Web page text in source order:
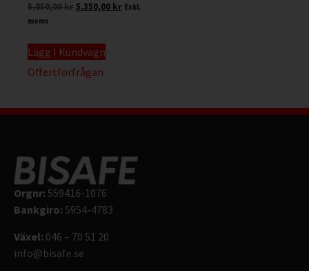
5.850,00kr5.350,00 kr Exkl.
moms
Lägg I Kundvagn
Offertförfrågan
Orgnr: 559416-1076
Bankgiro: 5954-4783
Växel: 046 – 70 51 20
info@bisafe.se